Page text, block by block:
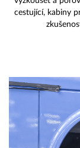
cestující, kabiny